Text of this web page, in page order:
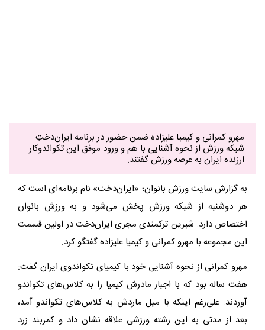
مهرو کمرانی و کیمیا علیزاده ضمن حضور در برنامه ایران‌دختِ
شبکه ورزش از نحوه آشنایی با هم و ورود موفق این تکواندوکار
ارزنده ایران به عرصه ورزش گفتند.
به گزارش سایت ورزش بانوان؛ «ایران‌دخت» نام برنامه‌ای است که
هر دوشنبه از شبکه ورزش پخش می‌شود و به ورزش بانوان
اختصاص دارد. شیرین ترکمندی مجری ایران‌دخت در اولین قسمت
این مجموعه با مهرو کمرانی و کیمیا علیزاده گفتگو کرد.
مهرو کمرانی از نحوه آشنایی خود با کیمیای تکواندوی ایران گفت:
هفت ساله بود که با اجبار مادرش کیمیا را به کلاس‌های تکواندو
آوردند. علی‌رغم اینکه با میل ماردش به کلاس‌های تکواندو آمد،
بعد از مدتی به این رشته ورزشی علاقه نشان داد و کمربند زرد